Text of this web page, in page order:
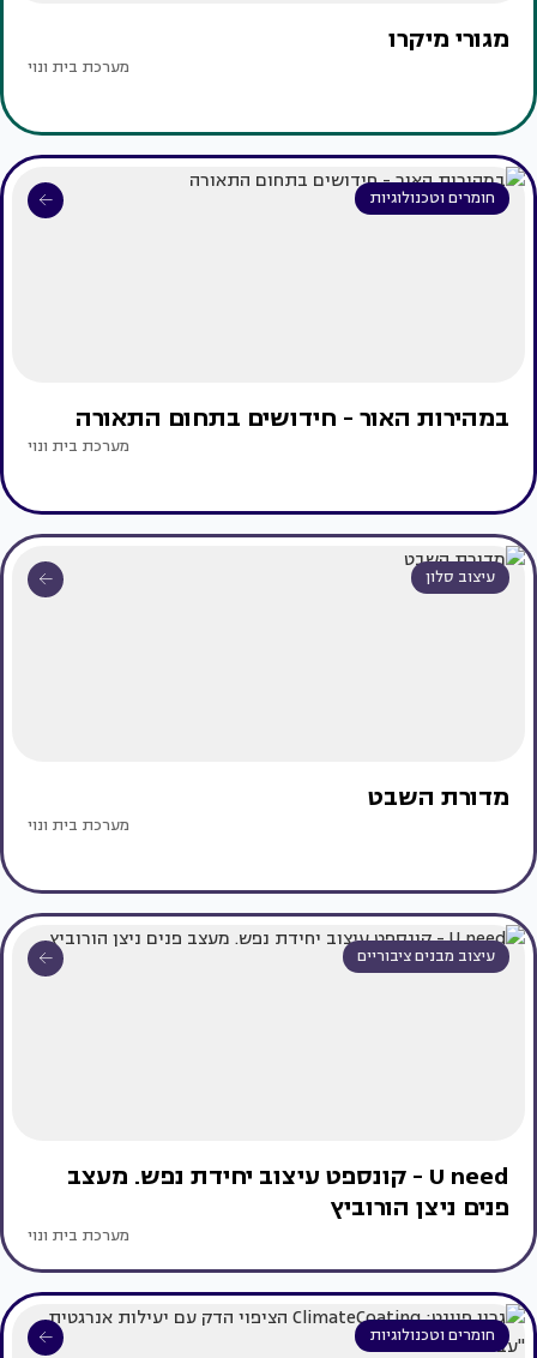
מגורי מיקרו
מערכת בית ונוי
חומרים וטכנולוגיות
במהירות האור - חידושים בתחום התאורה
מערכת בית ונוי
עיצוב סלון
מדורת השבט
מערכת בית ונוי
עיצוב מבנים ציבוריים
U need - קונספט עיצוב יחידת נפש. מעצב
פנים ניצן הורוביץ
מערכת בית ונוי
חומרים וטכנולוגיות